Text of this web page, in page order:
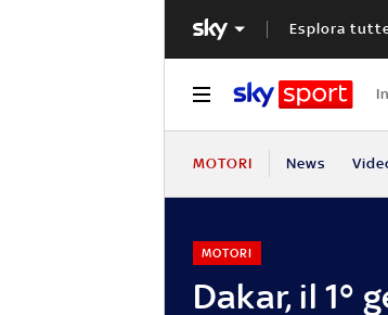
Esplora
MOTORI News
Dakar, il 1°
MOTORI